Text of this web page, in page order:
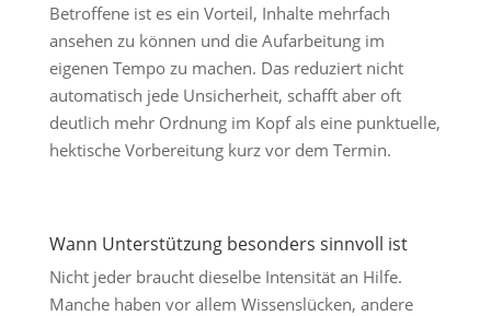
Betroffene ist es ein Vorteil, Inhalte mehrfach
ansehen zu können und die Aufarbeitung im
eigenen Tempo zu machen. Das reduziert nicht
automatisch jede Unsicherheit, schafft aber oft
deutlich mehr Ordnung im Kopf als eine punktuelle,
hektische Vorbereitung kurz vor dem Termin.
Wann Unterstützung besonders sinnvoll ist
Nicht jeder braucht dieselbe Intensität an Hilfe.
Manche haben vor allem Wissenslücken, andere